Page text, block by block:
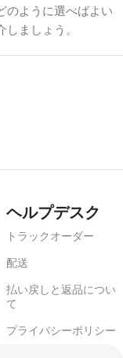
のように選べばよい
ましょう。
専用スペースのよ
イトリジェクティン
）ALRコントラスト
用することをお勧
距離に影響します。
ヘルプデスク
トラックオーダー
配送
払い戻しと返品につい
て
プライバシーポリシー